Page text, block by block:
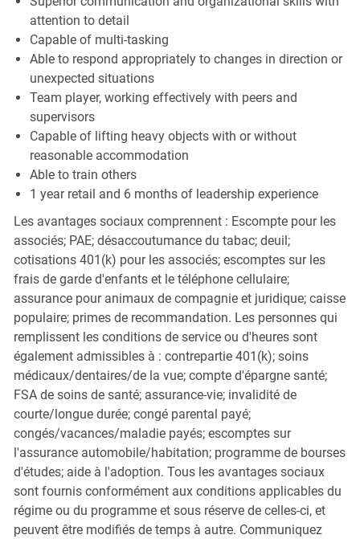
attention to detail
Capable of multi-tasking
Able to respond appropriately to changes in direction or
unexpected situations
Team player, working effectively with peers and
supervisors
Capable of lifting heavy objects with or without
reasonable accommodation
Able to train others
1 year retail and 6 months of leadership experience
Les avantages sociaux comprennent : Escompte pour les
associés; PAE; désaccoutumance du tabac; deuil;
cotisations 401(k) pour les associés; escomptes sur les
frais de garde d'enfants et le téléphone cellulaire;
assurance pour animaux de compagnie et juridique; caisse
populaire; primes de recommandation. Les personnes qui
remplissent les conditions de service ou d'heures sont
également admissibles à : contrepartie 401(k); soins
médicaux/dentaires/de la vue; compte d'épargne santé;
FSA de soins de santé; assurance-vie; invalidité de
courte/longue durée; congé parental payé;
congés/vacances/maladie payés; escomptes sur
l'assurance automobile/habitation; programme de bourses
d'études; aide à l'adoption. Tous les avantages sociaux
sont fournis conformément aux conditions applicables du
régime ou du programme et sous réserve de celles-ci, et
peuvent être modifiés de temps à autre. Communiquez